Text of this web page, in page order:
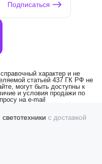
Подписаться
характер и не
статьей 437 ГК РФ не
могут быть доступны к
и условия продажи по
на e-mail
светотехники с доставкой